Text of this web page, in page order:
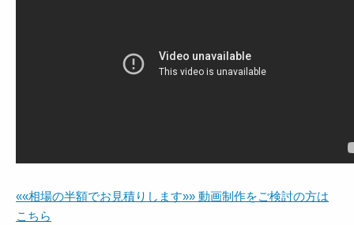
««相場の半額でお見積りします»» 動画制作をご検討の方は
こちら